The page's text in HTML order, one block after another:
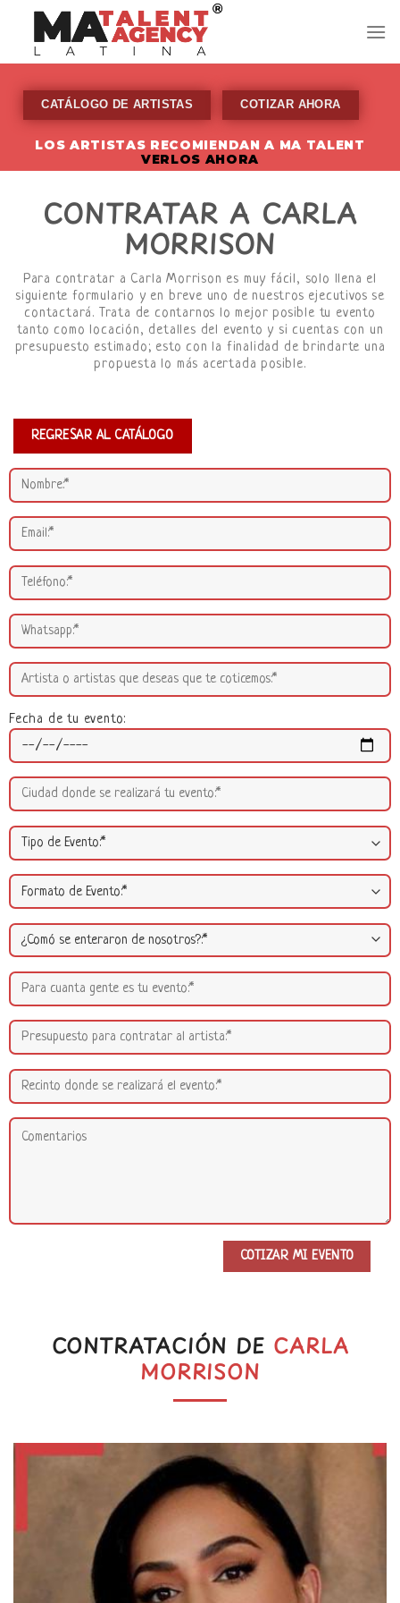
content
CATÁLOGO DE ARTISTAS COTIZAR AHORA
LOS ARTISTAS RECOMIENDAN A MA TALENT
VERLOS AHORA
CONTRATAR A CARLA
MORRISON
Para contratar a Carla Morrison es muy fácil, solo llena el
siguiente formulario y en breve uno de nuestros ejecutivos se
contactará. Trata de contarnos lo mejor posible tu evento
tanto como locación, detalles del evento y si cuentas con un
presupuesto estimado; esto con la finalidad de brindarte una
propuesta lo más acertada posible.
REGRESAR AL CATÁLOGO
Fecha de tu evento:
CONTRATACIÓN DE CARLA
MORRISON